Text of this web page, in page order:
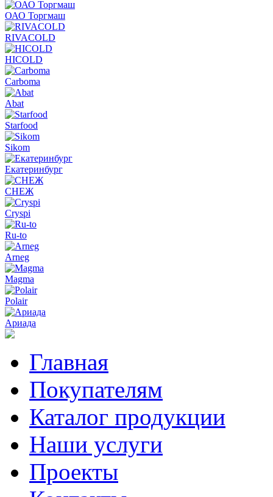
ОАО Торгмаш
RIVACOLD
HICOLD
Carboma
Abat
Starfood
Sikom
Екатеринбург
СНЕЖ
Cryspi
Ru-to
Arneg
Magma
Polair
Ариада
Главная
Покупателям
Каталог продукции
Наши услуги
Проекты